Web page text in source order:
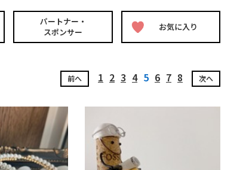
パートナー・
スポンサー
お気に入り
前へ 1 2 3 4 5 6 7 8 次へ